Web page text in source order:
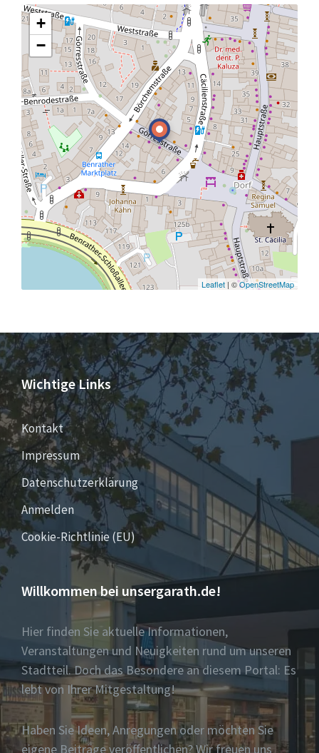
+
−
Leaflet | ©OpenStreetMap
Wichtige Links
Kontakt
Impressum
Datenschutzerklärung
Anmelden
Cookie-Richtlinie (EU)
Willkommen bei unsergarath.de!
Hier finden Sie aktuelle Informationen,
Veranstaltungen und Neuigkeiten rund um unseren
Stadtteil. Doch das Besondere an diesem Portal: Es
lebt von Ihrer Mitgestaltung!
Haben Sie Ideen, Anregungen oder möchten Sie
eigene Beiträge veröffentlichen? Wir freuen uns